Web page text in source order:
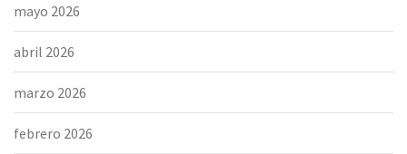
mayo 2026
abril 2026
marzo 2026
febrero 2026